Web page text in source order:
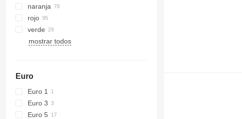
naranja
rojo
verde
mostrar todos
Euro
Euro 1
Euro 3
Euro 5